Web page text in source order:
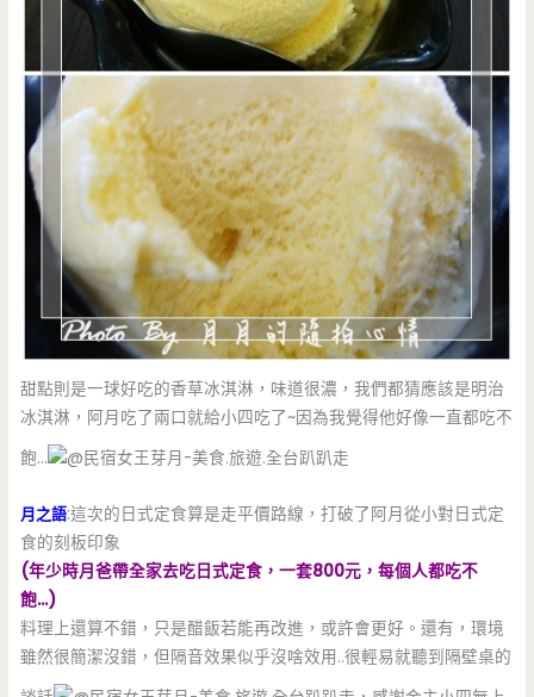
甜點則是一球好吃的香草冰淇淋，味道很濃，我們都猜應該是明治
冰淇淋，阿月吃了兩口就給小四吃了~因為我覺得他好像一直都吃不
飽…
月之語:這次的日式定食算是走平價路線，打破了阿月從小對日式定
食的刻板印象
(年少時月爸帶全家去吃日式定食，一套800元，每個人都吃不
飽…)
料理上還算不錯，只是醋飯若能再改進，或許會更好。還有，環境
雖然很簡潔沒錯，但隔音效果似乎沒啥效用..很輕易就聽到隔壁桌的